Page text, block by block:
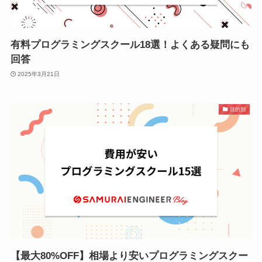
有料プログラミングスクール18選！よくある疑問にも
回答
2025年3月21日
目的別
【最大80%OFF】相場より安いプログラミングスクー